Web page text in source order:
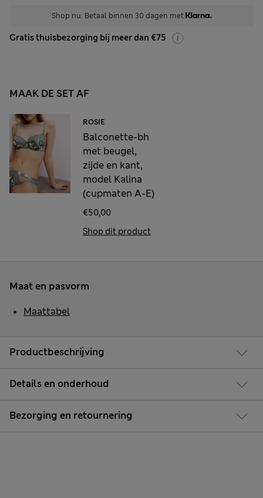
Shop nu. Betaal binnen 30 dagen met
Gratis thuisbezorging bij meer dan €75
MAAK DE SET AF
ROSIE
Balconette-bh
met beugel,
zijde en kant,
model Kalina
(cupmaten A-E)
€50,00
Shop dit product
Productbeschrijving
Details en onderhoud
Bezorging en retournering
Maat en pasvorm
Maattabel